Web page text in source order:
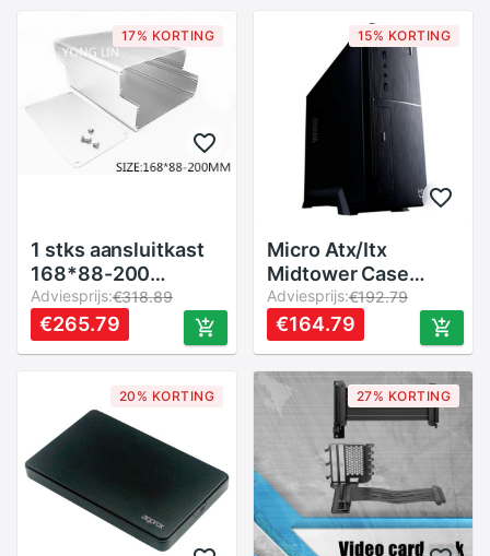
400Mm X 2 stuks
17% KORTING
1 stks aansluitkast
168*88-200
MM/aluminium
doos/DIY
Chassis/multifunctionele
Adviesprijs:€318.89
€265.79
15% KORTING
Micro Atx/Itx
Midtower Case
Hiditec CHA010020
Zwart
Adviesprijs:€192.79
€164.79
20% KORTING 27% KORTING